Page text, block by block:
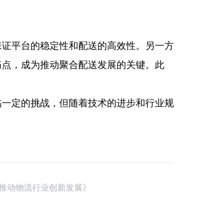
平台的稳定性和配送的高效性。另一方
，成为推动聚合配送发展的关键。此
定的挑战，但随着技术的进步和行业规
动物流行业创新发展》